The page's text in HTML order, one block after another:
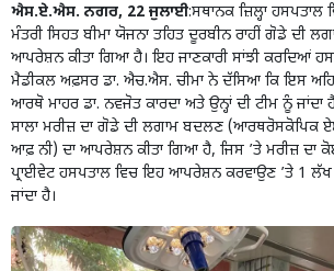
ਐਸ.ਏ.ਐਸ. ਨਗਰ, 22 ਜੁਲਾਈ:ਸਥਾਨਕ ਜ਼ਿਲ੍ਹਾ
ਮੰਤਰੀ ਸਿਹਤ ਬੀਮਾ ਯੋਜਨਾ ਤਹਿਤ ਦੂਰਬੀਨ ਰਾਹੀਂ ਗੋਡੇ ਦੀ
ਆਪਰੇਸ਼ਨ ਕੀਤਾ ਗਿਆ ਹੈ। ਇਹ ਜਾਣਕਾਰੀ ਸਾਂਝੀ ਕਰਦਿਆਂ
ਮੈਡੀਕਲ ਅਫ਼ਸਰ ਡਾ. ਐਚ.ਐਸ. ਚੀਮਾ ਨੇ ਦੱਸਿਆ ਕਿ ਇਸ
ਆਰਥੋ ਮਾਹਰ ਡਾ. ਨਵਜੋਤ ਕਾਰਦਾ ਅਤੇ ਉਨ੍ਹਾਂ ਦੀ ਟੀਮ ਨੂੰ ਜਾਂਦਾ
ਸਾਲਾ ਮਰੀਜ਼ ਦਾ ਗੋਡੇ ਦੀ ਲਗਾਮ ਬਦਲਣ (ਆਰਥਰੋਸਕੋਪਿਕ
ਆਫ਼ ਨੀ) ਦਾ ਆਪਰੇਸ਼ਨ ਕੀਤਾ ਗਿਆ ਹੈ, ਜਿਸ ’ਤੇ ਮਰੀਜ਼ ਦਾ
ਪ੍ਰਾਈਵੇਟ ਹਸਪਤਾਲ ਵਿਚ ਇਹ ਆਪਰੇਸ਼ਨ ਕਰਵਾਉਣ ’ਤੇ 1
ਜਾਂਦਾ ਹੈ।